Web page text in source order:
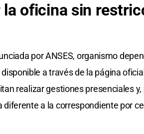
la oficina sin
por ANSES, organismo
a través de la página
realizar gestiones presenciales
diferente a la correspondiente por